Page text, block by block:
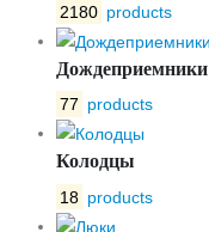
2180 products
Дождеприемники
77 products
Колодцы
18 products